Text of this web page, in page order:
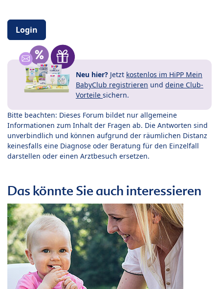
Login
Neu hier? Jetzt kostenlos im HiPP Mein
BabyClub registrieren und deine Club-
Vorteile sichern.
Bitte beachten: Dieses Forum bildet nur allgemeine
Informationen zum Inhalt der Fragen ab. Die Antworten sind
unverbindlich und können aufgrund der räumlichen Distanz
keinesfalls eine Diagnose oder Beratung für den Einzelfall
darstellen oder einen Arztbesuch ersetzen.
Das könnte Sie auch interessieren